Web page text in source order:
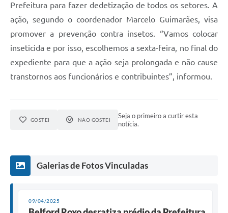
Prefeitura para fazer dedetização de todos os setores. A
ação, segundo o coordenador Marcelo Guimarães, visa
promover a prevenção contra insetos. “Vamos colocar
inseticida e por isso, escolhemos a sexta-feira, no final do
expediente para que a ação seja prolongada e não cause
transtornos aos funcionários e contribuintes”, informou.
GOSTEI NÃO GOSTEI
Seja o primeiro a curtir esta
notícia.
Galerias de Fotos Vinculadas
09/04/2025